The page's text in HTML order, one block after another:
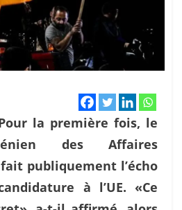
Pour la première fois, le
des Affaires
publiquement l’écho
à l’UE. «Ce